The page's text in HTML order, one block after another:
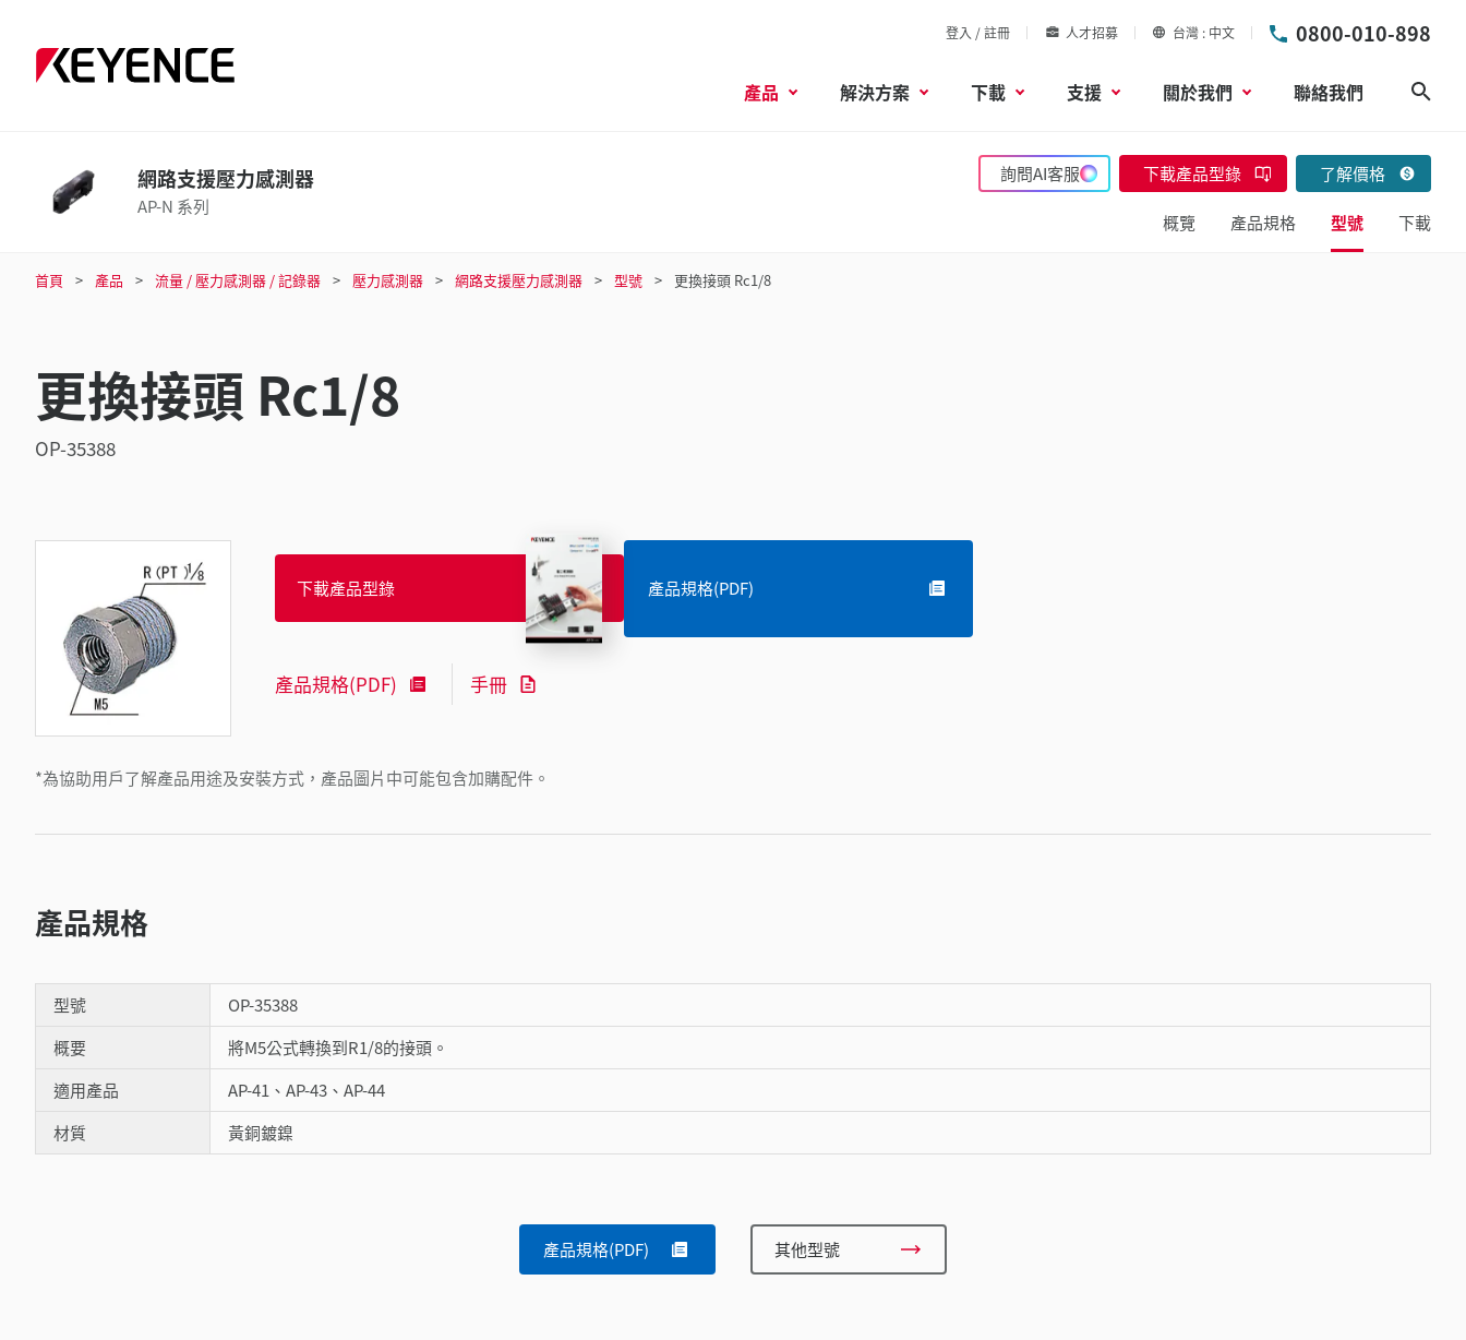
登入 / 註冊 人才招募 台灣 中文 0800-010-898
產品 解決方案 下載 支援 關於我們 聯絡我們
網路支援壓力感測器
AP-N 系列
詢問AI客服 下載產品型錄 了解價格
概覽 產品規格 型號 下載
首頁 產品 流量 / 壓力感測器 / 記錄器 壓力感測器 網路支援壓力感測器 型號 更換接頭 Rc1/8
更換接頭 Rc1/8
OP-35388
*為協助用戶了解產品用途及安裝方式，產品圖片中可能包含加購配件。
下載產品型錄 產品規格(PDF)
產品規格(PDF) 手冊
產品規格
型號
OP-35388
概要
將M5公式轉換到R1/8的接頭。
適用產品
AP-41、AP-43、AP-44
材質
黃銅鍍鎳
產品規格(PDF) 其他型號